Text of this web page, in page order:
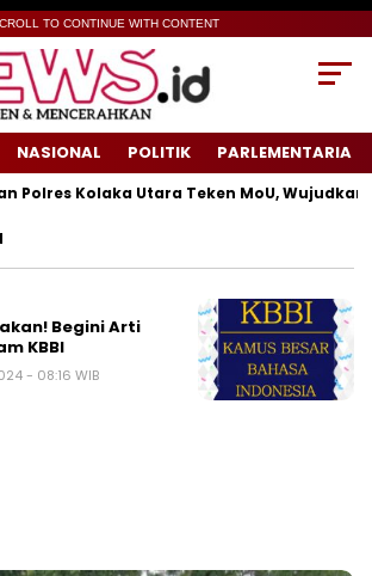
TO CONTINUE WITH CONTENT
NASIONAL POLITIK PARLEMENTARIA
Polres Kolaka Utara Teken MoU, Wujudkan
Begini Arti
KBBI
- 08:16 WIB